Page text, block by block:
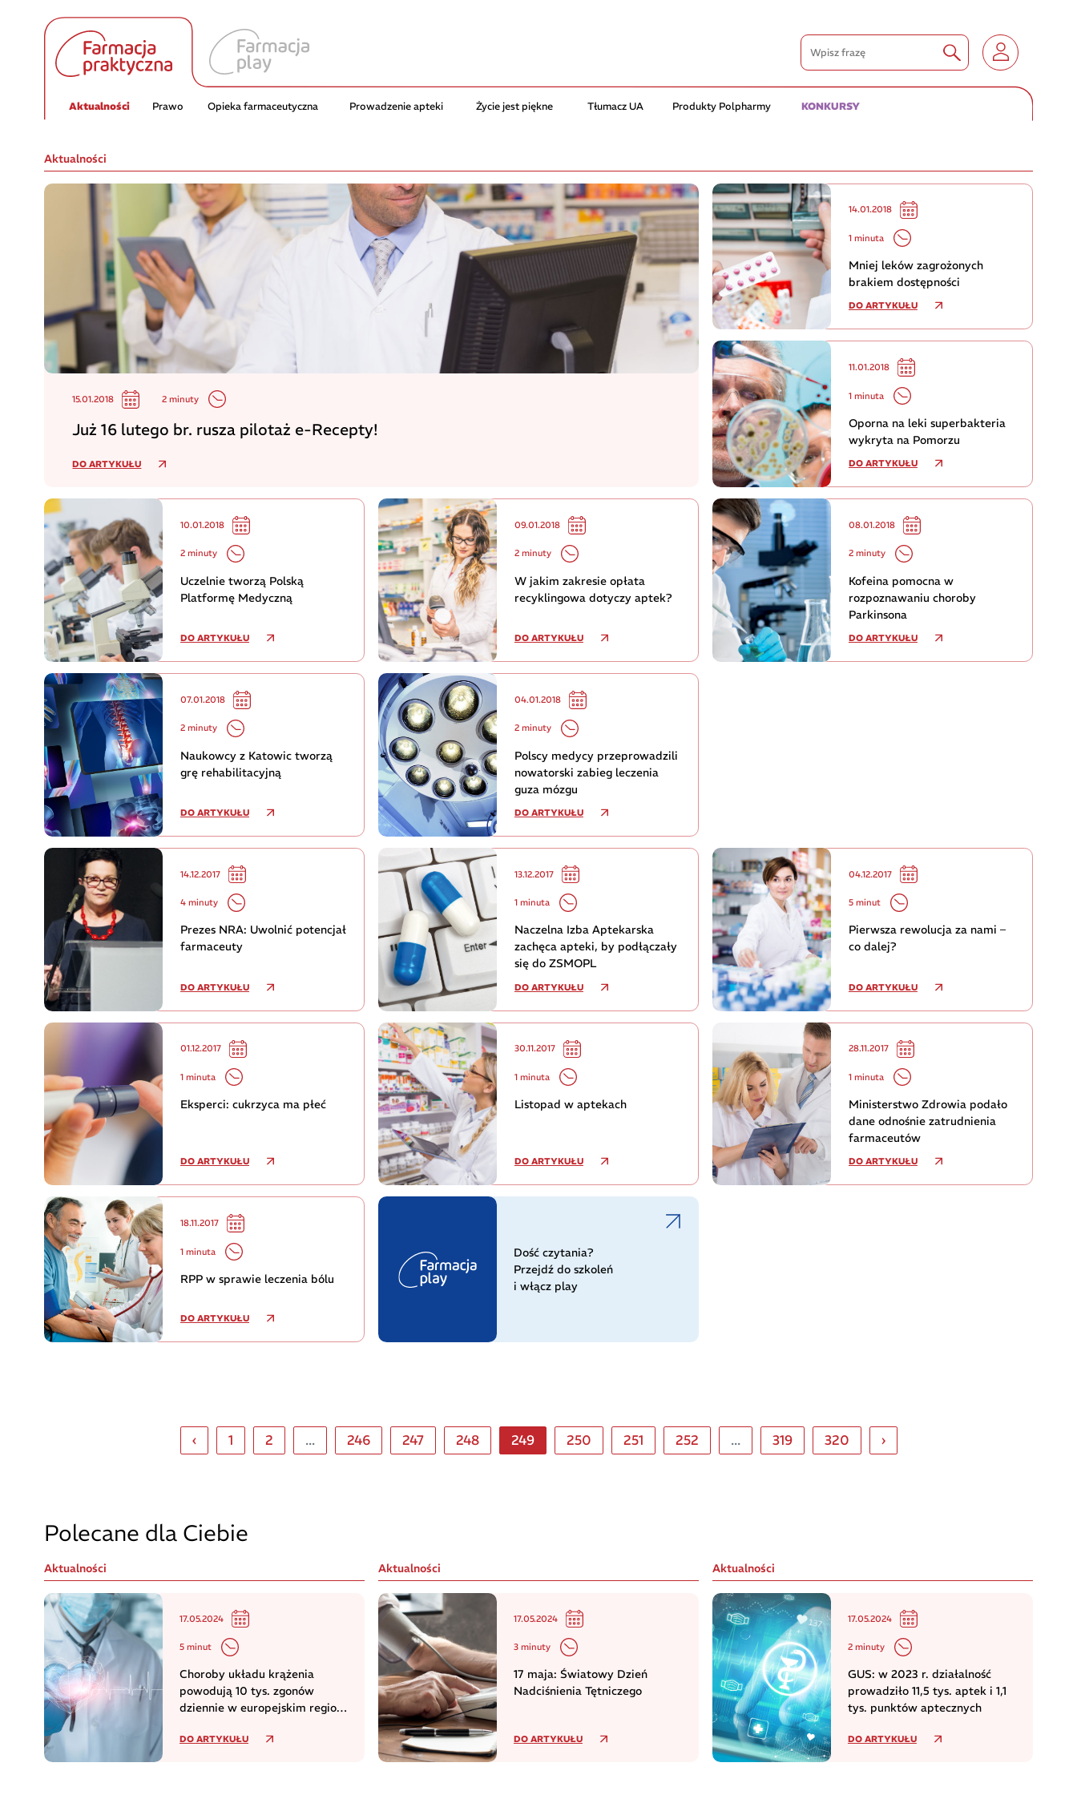
Aktualności Prawo Opieka farmaceutyczna Prowadzenie apteki Życie jest piękne Tłumacz UA Produkty Polpharmy KONKURSY
Aktualności
15.01.2018 2 minuty
Już 16 lutego br. rusza pilotaż e-Recepty!
DO ARTYKUŁU
14.01.2018
1 minuta
Mniej leków zagrożonych
brakiem dostępności
DO ARTYKUŁU
11.01.2018
1 minuta
Oporna na leki superbakteria
wykryta na Pomorzu
DO ARTYKUŁU
10.01.2018
2 minuty
Uczelnie tworzą Polską
Platformę Medyczną
DO ARTYKUŁU
09.01.2018
2 minuty
W jakim zakresie opłata
recyklingowa dotyczy aptek?
DO ARTYKUŁU
08.01.2018
2 minuty
Kofeina pomocna w
rozpoznawaniu choroby
Parkinsona
DO ARTYKUŁU
07.01.2018
2 minuty
Naukowcy z Katowic tworzą
grę rehabilitacyjną
DO ARTYKUŁU
04.01.2018
2 minuty
Polscy medycy przeprowadzili
nowatorski zabieg leczenia
guza mózgu
DO ARTYKUŁU
14.12.2017
4 minuty
Prezes NRA: Uwolnić potencjał
farmaceuty
DO ARTYKUŁU
13.12.2017
1 minuta
Naczelna Izba Aptekarska
zachęca apteki, by podłączały
się do ZSMOPL
DO ARTYKUŁU
04.12.2017
5 minut
Pierwsza rewolucja za nami –
co dalej?
DO ARTYKUŁU
01.12.2017
1 minuta
Eksperci: cukrzyca ma płeć
DO ARTYKUŁU
30.11.2017
1 minuta
Listopad w aptekach
DO ARTYKUŁU
28.11.2017
1 minuta
Ministerstwo Zdrowia podało
dane odnośnie zatrudnienia
farmaceutów
DO ARTYKUŁU
18.11.2017
1 minuta
RPP w sprawie leczenia bólu
DO ARTYKUŁU
Dość czytania?
Przejdź do szkoleń
i włącz play
‹ 1 2 ... 246 247 248 249 250 251 252 ... 319 320 ›
Polecane dla Ciebie
Aktualności
17.05.2024
5 minut
Choroby układu krążenia
powodują 10 tys. zgonów
dziennie w europejskim regionie
DO ARTYKUŁU
Aktualności
17.05.2024
3 minuty
17 maja: Światowy Dzień
Nadciśnienia Tętniczego
DO ARTYKUŁU
Aktualności
17.05.2024
2 minuty
GUS: w 2023 r. działalność
prowadziło 11,5 tys. aptek i 1,1
tys. punktów aptecznych
DO ARTYKUŁU